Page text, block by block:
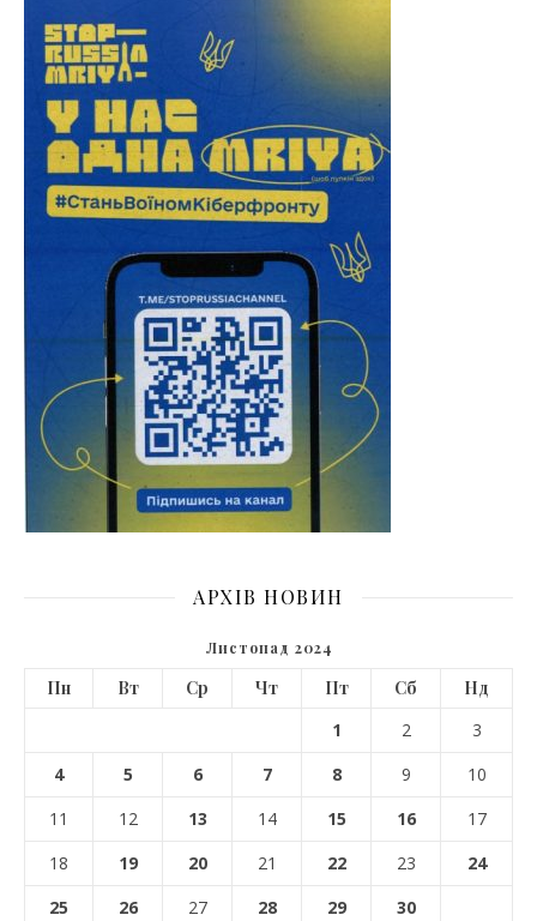
АРХІВ НОВИН
Листопад 2024
Пн Вт Ср Чт Пт Сб
Нд
1
2
3
4
5 6 7 8 9
10
11
12 13 14 15 16
17
18
19 20 21 22 23
24
25
26 27 28 29 30